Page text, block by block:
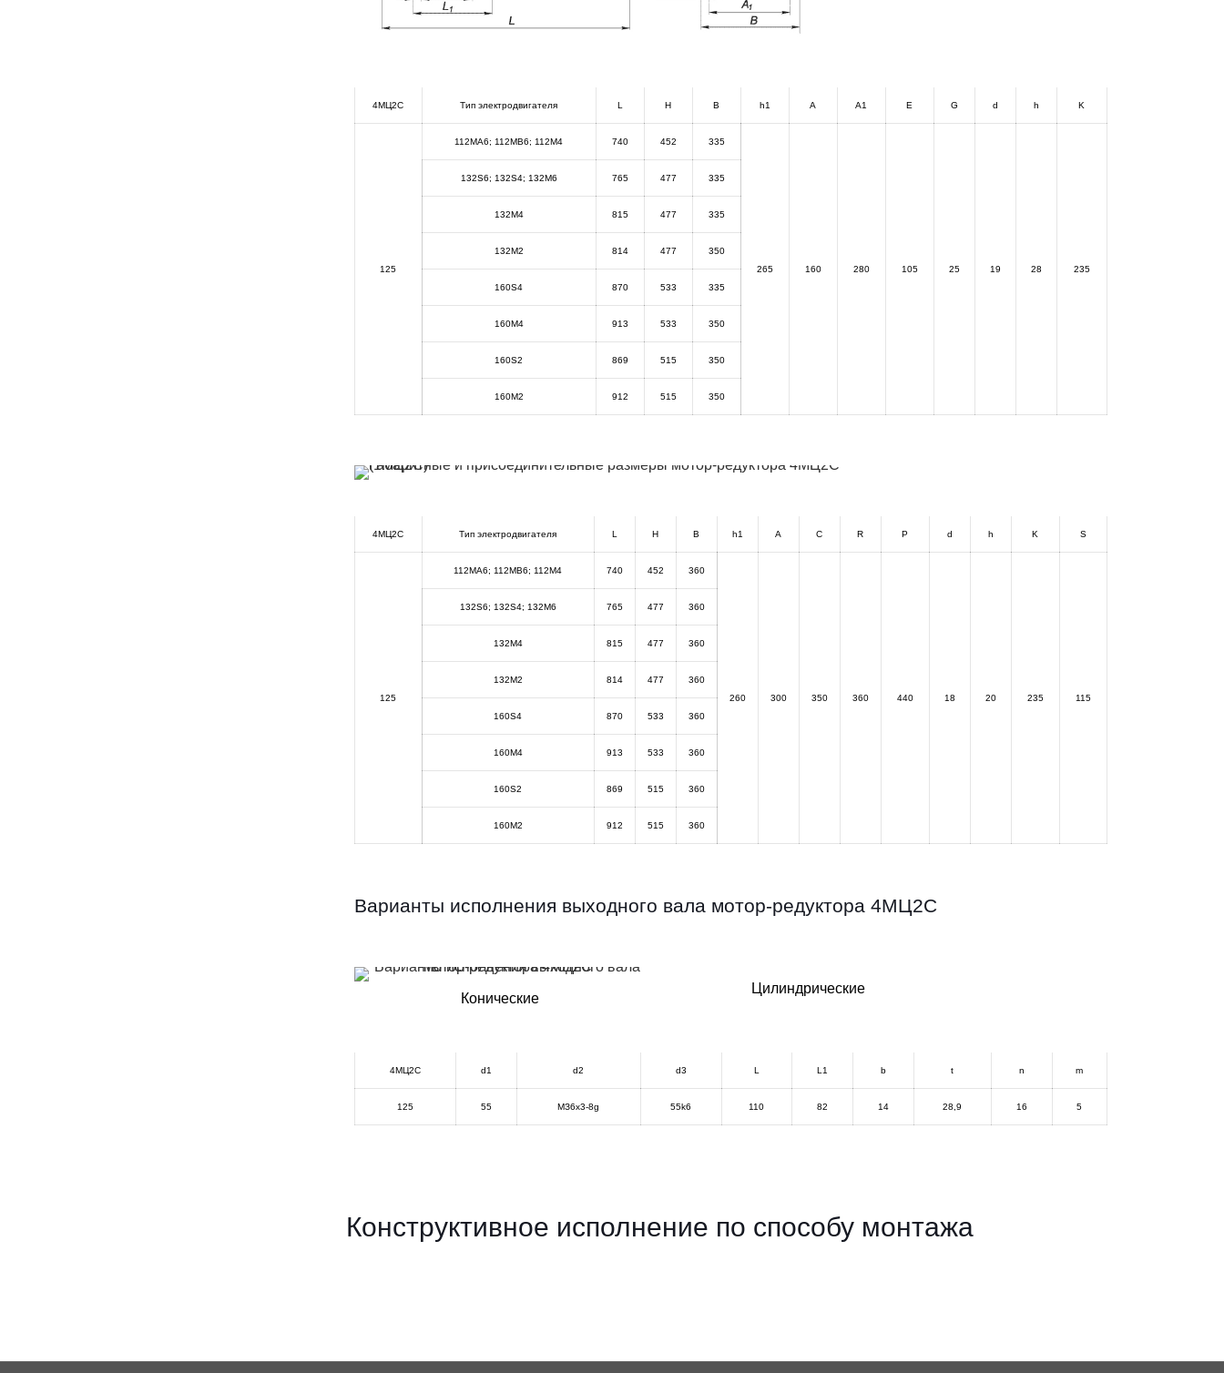
4МЦ2С Тип электродвигателя L H B h1 A A1 E G d h K
125
112MA6; 112MB6; 112M4 740 452 335
265 160 280 105 25 19 28 235
132S6; 132S4; 132M6 765 477 335
132M4 815 477 335
132M2 814 477 350
160S4 870 533 335
160M4 913 533 350
160S2 869 515 350
160M2 912 515 350
4МЦ2С Тип электродвигателя L H B h1 A C R P d h K S
125
112MA6; 112MB6; 112M4 740 452 360
260 300 350 360 440 18 20 235 115
132S6; 132S4; 132M6 765 477 360
132M4 815 477 360
132M2 814 477 360
160S4 870 533 360
160M4 913 533 360
160S2 869 515 360
160M2 912 515 360
Варианты исполнения выходного вала мотор-редуктора 4МЦ2С
Конические
Цилиндрические
4МЦ2С d1 d2 d3 L L1 b t n m
125 55 МЗ6х3-8g 55k6 110 82 14 28,9 16 5
Конструктивное исполнение по способу монтажа